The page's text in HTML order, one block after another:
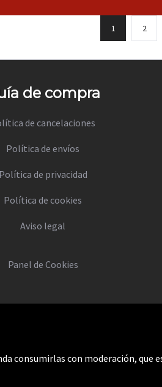
1 2
de compra
de cancelaciones
Política de envíos
Política de privacidad
Política de cookies
Aviso legal
Panel de Cookies
consumirlas con moderación, que